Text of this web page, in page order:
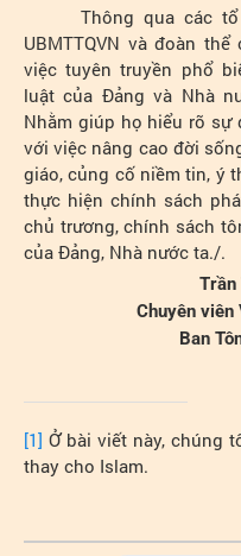
Thông qua các
UBMTTQVN và đoàn
việc tuyên truyền phổ
luật của Đảng và Nhà
Nhằm giúp họ hiểu rõ sự
với việc nâng cao đời
giáo, củng cố niềm tin, ý
thực hiện chính sách
chủ trương, chính sách
của Đảng, Nhà nước ta./.
Trần
Chuyên viên
Ban
[1] Ở bài viết này, chúng
thay cho Islam.